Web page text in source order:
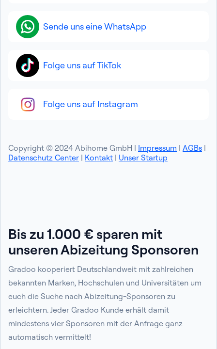
Sende uns eine WhatsApp
Folge uns auf TikTok
Folge uns auf Instagram
Copyright © 2024 Abihome GmbH | Impressum | AGBs |
Datenschutz Center | Kontakt | Unser Startup
Bis zu 1.000 € sparen mit
unseren Abizeitung Sponsoren
Gradoo kooperiert Deutschlandweit mit zahlreichen
bekannten Marken, Hochschulen und Universitäten um
euch die Suche nach Abizeitung-Sponsoren zu
erleichtern. Jeder Gradoo Kunde erhält damit
mindestens vier Sponsoren mit der Anfrage ganz
automatisch vermittelt!